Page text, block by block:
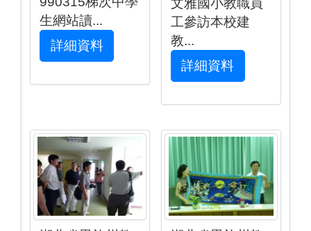
生網站讀...
詳細資料
文雅國小教職員
工參訪本校建
教...
詳細資料